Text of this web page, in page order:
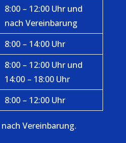
8:00 – 12:00 Uhr und
nach Vereinbarung
8:00 – 14:00 Uhr
8:00 – 12:00 Uhr und
14:00 – 18:00 Uhr
8:00 – 12:00 Uhr
Vereinbarung.